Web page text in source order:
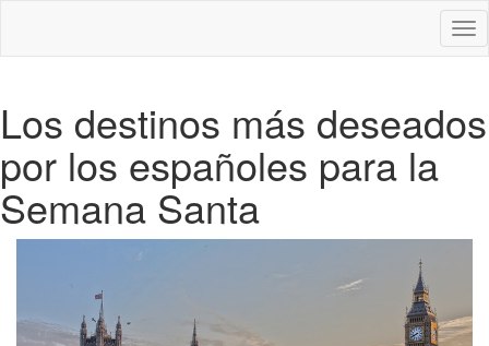
Los destinos más deseados
por los españoles para la
Semana Santa